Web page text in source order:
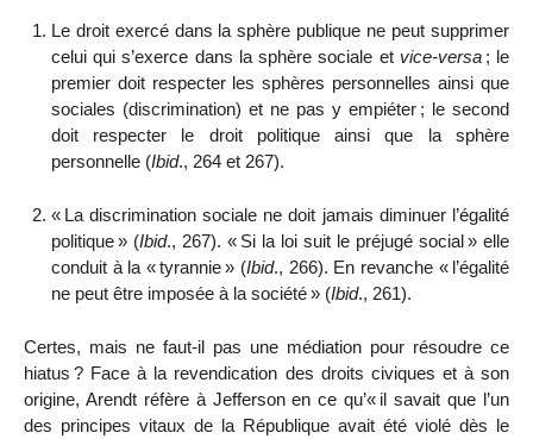
Le droit exercé dans la sphère publique ne peut supprimer
celui qui s’exerce dans la sphère sociale et vice-versa; le
premier doit respecter les sphères personnelles ainsi que
sociales (discrimination) et ne pas y empiéter; le second
doit respecter le droit politique ainsi que la sphère
personnelle (Ibid., 264 et 267).
«La discrimination sociale ne doit jamais diminuer l’égalité
politique» (Ibid., 267). «Si la loi suit le préjugé social» elle
conduit à la «tyrannie» (Ibid., 266). En revanche « l’égalité
ne peut être imposée à la société» (Ibid., 261).
Certes, mais ne faut-il pas une médiation pour résoudre ce
hiatus ? Face à la revendication des droits civiques et à son
origine, Arendt réfère à Jefferson en ce qu’« il savait que l’un
des principes vitaux de la République avait été violé dès le